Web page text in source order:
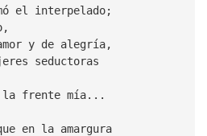
el interpelado;
y de alegría,
seductoras
la frente mía...
en la amargura